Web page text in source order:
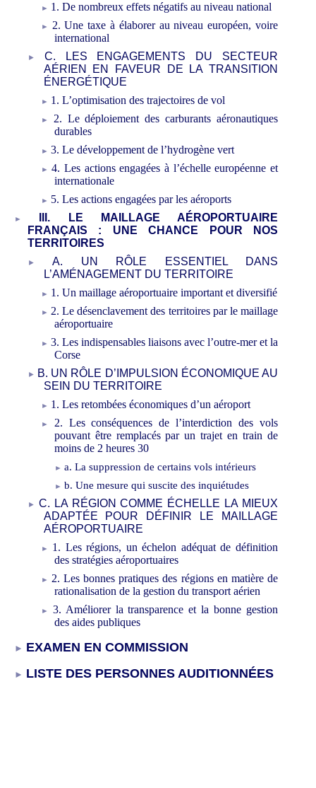
1. De nombreux effets négatifs au niveau national
2. Une taxe à élaborer au niveau européen, voire
international
C. LES ENGAGEMENTS DU SECTEUR
AÉRIEN EN FAVEUR DE LA TRANSITION
ÉNERGÉTIQUE
1. L’optimisation des trajectoires de vol
2. Le déploiement des carburants aéronautiques
durables
3. Le développement de l’hydrogène vert
4. Les actions engagées à l’échelle européenne et
internationale
5. Les actions engagées par les aéroports
III. LE MAILLAGE AÉROPORTUAIRE
FRANÇAIS
: UNE CHANCE POUR NOS
TERRITOIRES
A. UN RÔLE ESSENTIEL DANS
L’AMÉNAGEMENT DU TERRITOIRE
1. Un maillage aéroportuaire important et diversifié
2. Le désenclavement des territoires par le maillage
aéroportuaire
3. Les indispensables liaisons avec l’outre-mer et la
Corse
B. UN RÔLE D’IMPULSION ÉCONOMIQUE AU
SEIN DU TERRITOIRE
1. Les retombées économiques d’un aéroport
2. Les conséquences de l’interdiction des vols
pouvant être remplacés par un trajet en train de
moins de 2 heures 30
a. La suppression de certains vols intérieurs
b. Une mesure qui suscite des inquiétudes
C. LA RÉGION COMME ÉCHELLE LA MIEUX
ADAPTÉE POUR DÉFINIR LE MAILLAGE
AÉROPORTUAIRE
1. Les régions, un échelon adéquat de définition
des stratégies aéroportuaires
2. Les bonnes pratiques des régions en matière de
rationalisation de la gestion du transport aérien
3. Améliorer la transparence et la bonne gestion
des aides publiques
EXAMEN EN COMMISSION
LISTE DES PERSONNES AUDITIONNÉES